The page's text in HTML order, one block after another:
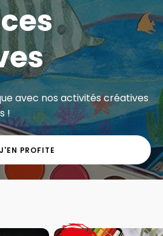
avec nos activités créatives
!
J'EN PROFITE